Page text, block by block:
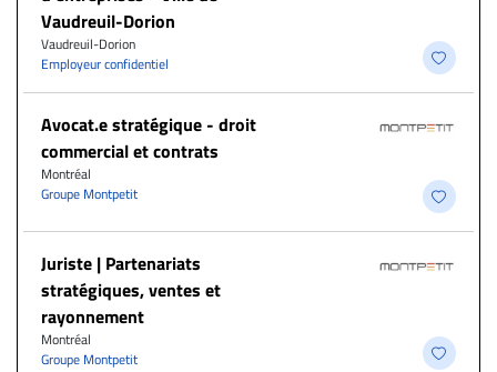
Vaudreuil-Dorion
Vaudreuil-Dorion
Employeur confidentiel
Avocat.e stratégique - droit
commercial et contrats
Montréal
Groupe Montpetit
Juriste | Partenariats
stratégiques, ventes et
rayonnement
Montréal
Groupe Montpetit